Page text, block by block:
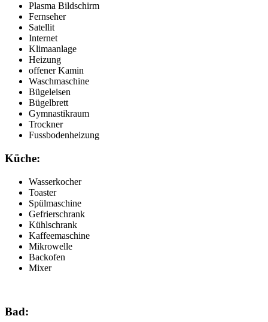
Plasma Bildschirm
Fernseher
Satellit
Internet
Klimaanlage
Heizung
offener Kamin
Waschmaschine
Bügeleisen
Bügelbrett
Gymnastikraum
Trockner
Fussbodenheizung
Küche:
Wasserkocher
Toaster
Spülmaschine
Gefrierschrank
Kühlschrank
Kaffeemaschine
Mikrowelle
Backofen
Mixer
Bad: